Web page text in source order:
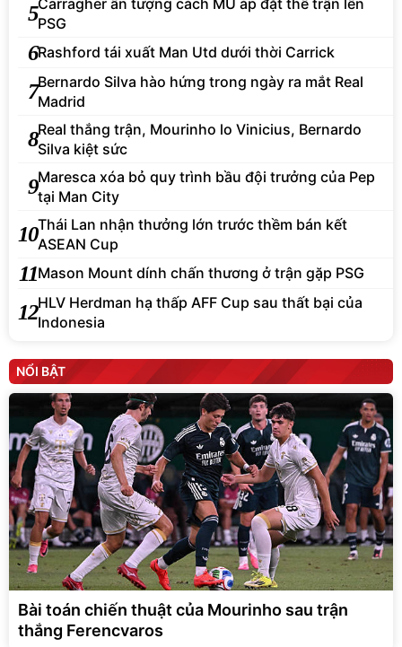
5PSG
6Rashford tái xuất Man Utd dưới thời Carrick
7Bernardo Silva hào hứng trong ngày ra mắt Real
Madrid
8Real thắng trận, Mourinho lo Vinicius, Bernardo
Silva kiệt sức
9Maresca xóa bỏ quy trình bầu đội trưởng của Pep
tại Man City
10Thái Lan nhận thưởng lớn trước thềm bán kết
ASEAN Cup
11Mason Mount dính chấn thương ở trận gặp PSG
12HLV Herdman hạ thấp AFF Cup sau thất bại của
Indonesia
NỔI BẬT
Bài toán chiến thuật của Mourinho sau trận
thắng Ferencvaros